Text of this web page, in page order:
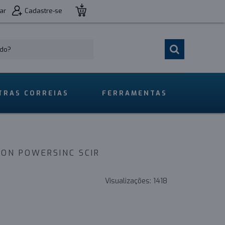
Cadastre-se
CORREIAS FERRAMENTAS
POWERSINC SCIR
Visualizações: 1418